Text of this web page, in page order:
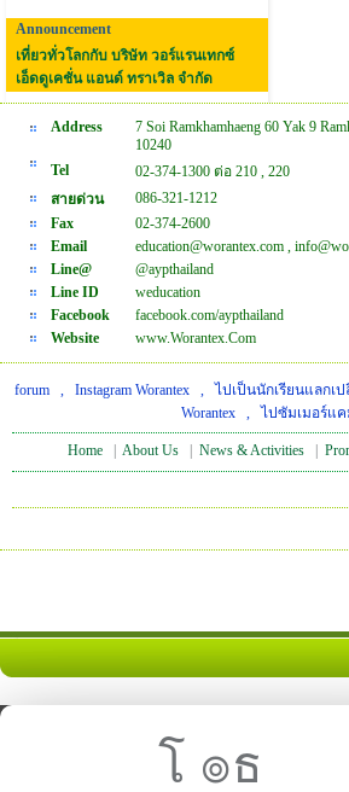
Announcement
เที่ยวทั่วโลกกับ บริษัท วอร์แรนเทกซ์
เอ็ดดูเคชั่น แอนด์ ทราเวิล จำกัด
Address
7 Soi Ramkhamhaeng 60 Yak 9
10240
Tel
02-374-1300 ต่อ 210 , 220
สายด่วน
086-321-1212
Fax
02-374-2600
Email
education@worantex.com ,
Line@
@aypthailand
Line ID
weducation
Facebook
facebook.com/aypthailand
Website
www.Worantex.Com
forum , Instagram Worantex , ไปเป็นนักเรียนแลกเป
Worantex, ไปซัมเมอร์แค
Home About Us News & Activities
โ ๏ธ